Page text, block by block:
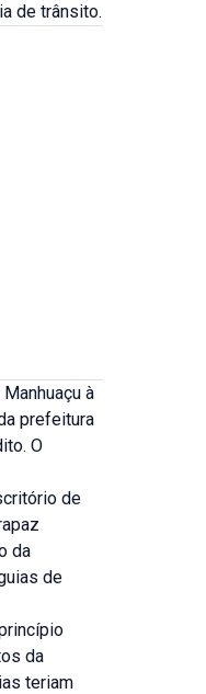
de trânsito.
à
prefeitura
O
de
da
de
da
teriam